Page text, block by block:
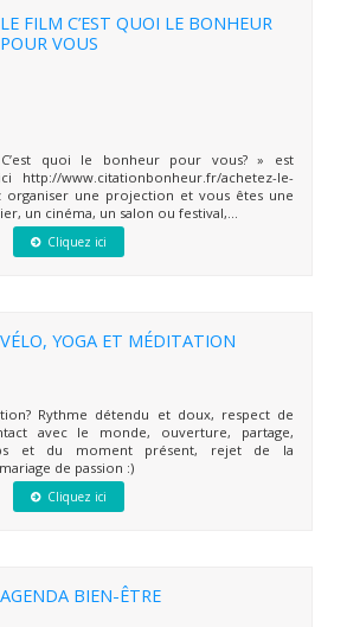
LE FILM C’EST QUOI LE BONHEUR
POUR VOUS
quoi le bonheur pour vous? » est
http://www.citationbonheur.fr/achetez-le-
organiser une projection et vous êtes une
un cinéma, un salon ou festival,...
Cliquez ici
VÉLO, YOGA ET MÉDITATION
Rythme détendu et doux, respect de
avec le monde, ouverture, partage,
et du moment présent, rejet de la
de passion :)
Cliquez ici
AGENDA BIEN-ÊTRE